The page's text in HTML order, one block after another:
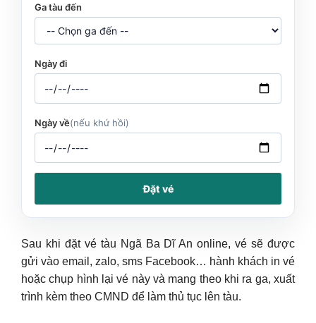
Ga tàu đến
Ngày đi
Ngày về(nếu khứ hồi)
Đặt vé
Sau khi đặt vé tàu Ngã Ba Dĩ An online, vé sẽ được
gửi vào email, zalo, sms Facebook… hành khách in vé
hoặc chụp hình lại vé này và mang theo khi ra ga, xuất
trình kèm theo CMND để làm thủ tục lên tàu.